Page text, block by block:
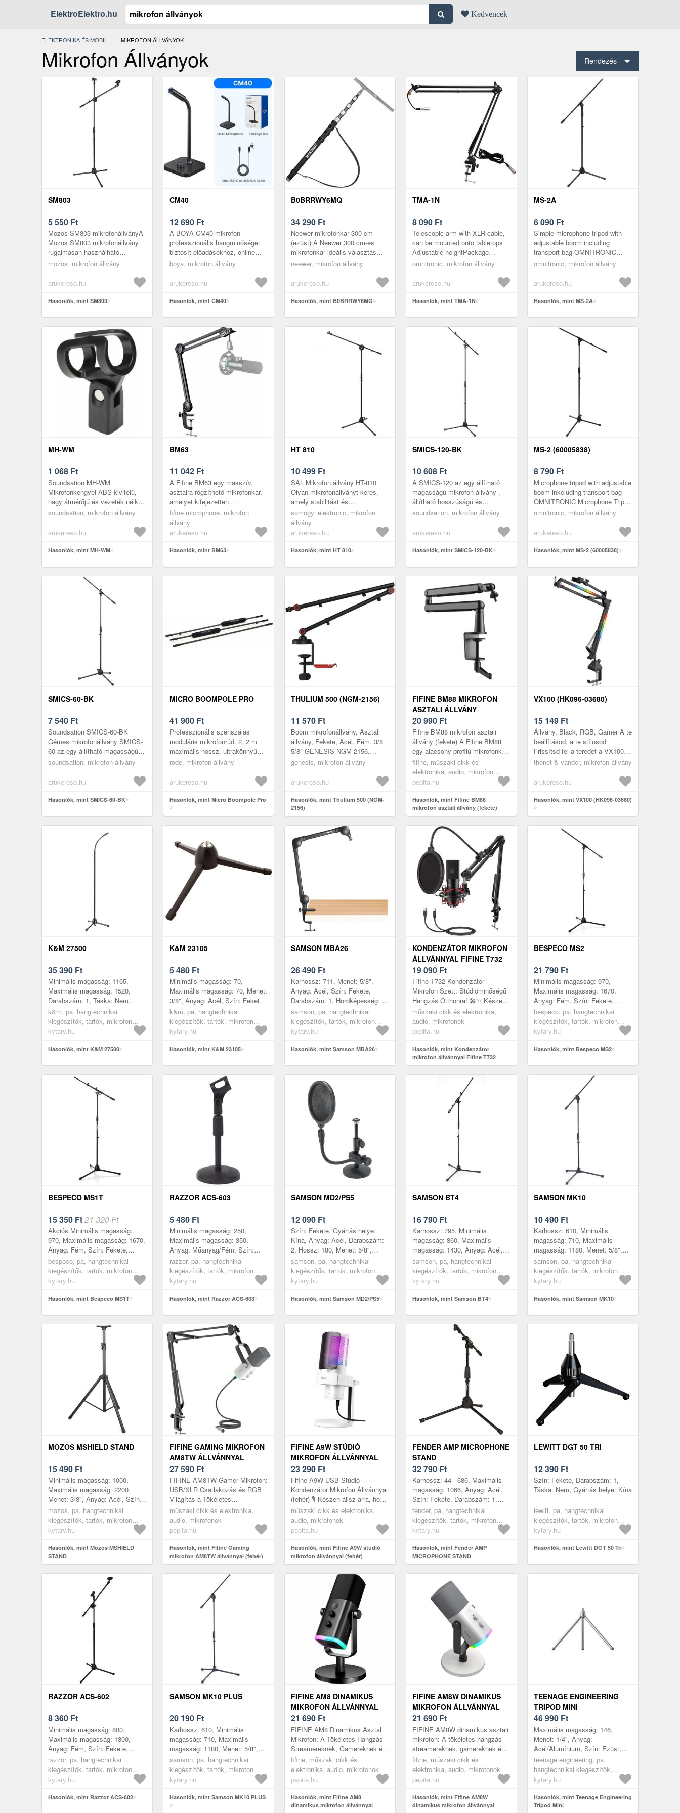
ElektroElektro.hu Kedvencek
ELEKTRONIKA ÉS MOBIL JELENLEGI:
MIKROFON ÁLLVÁNYOK
Mikrofon Állványok Rendezés
SM803
5 550 Ft
Mozos SM803 mikrofonállványA
Mozos SM803 mikrofonállvány
rugalmasan használható
stúdiómunkákhoz vagy élő
minőségű a...
mozos, mikrofon állvány
arukereso.hu
Hasonlók, mint SM803
CM40
12 690 Ft
A BOYA CM40 mikrofon
professzionális hangminőséget
biztosít előadásokhoz, online
megbeszélésekhez, élő
podcastkészítéshez. Az US...
boya, mikrofon állvány
arukereso.hu
Hasonlók, mint CM40
B0BRRWY6MQ
34 290 Ft
Neewer mikrofonkar 300 cm
(ezüst) A Neewer 300 cm-es
mikrofonkar ideális választás
azoknak, akik professzionális
megvalós...
neewer, mikrofon állvány
arukereso.hu
Hasonlók, mint B0BRRWY6MQ
TMA-1N
8 090 Ft
Telescopic arm with XLR cable,
can be mounted onto tabletops
Adjustable heightPackage
contents1 x holder
omnitronic, mikrofon állvány
arukereso.hu
Hasonlók, mint TMA-1N
MS-2A
6 090 Ft
Simple microphone tripod with
adjustable boom including
transport bag OMNITRONIC
Microphone Tripod MS-2A with
stand with a...
omnitronic, mikrofon állvány
arukereso.hu
Hasonlók, mint MS-2A
MH-WM
1 068 Ft
Soundsation MH-WM
Mikrofonkengyel ABS kivitelű,
nagy átmérőjű és vezeték nélküli
mikrofonokhoz Az MH-WM
legtöbb veze...
soundsation, mikrofon állvány
arukereso.hu
Hasonlók, mint MH-WM
BM63
11 042 Ft
A Fifine BM63 egy masszív,
asztalra rögzíthető mikrofonkar,
amelyet kifejezetten
tartalomgyártók, podcasterek,
streamerek és otthoni stúdiót
haszná...
fifine microphone, mikrofon
állvány
arukereso.hu
Hasonlók, mint BM63
HT 810
10 499 Ft
SAL Mikrofon állvány HT-810
Olyan mikrofonállványt keres,
amely stabilitást és
rugalmasságot kínál minden
helyzetben? A SAL HT 810
mikrofonállvány ...
somogyi elektronic, mikrofon
állvány
arukereso.hu
Hasonlók, mint HT 810
SMICS-120-BK
10 608 Ft
A SMICS-120 az egy állítható
magasságú mikrofon állvány ,
állítható hosszúságú és
dőlésszögű gémkarral
és hosszú...
soundsation, mikrofon állvány
arukereso.hu
Hasonlók, mint SMICS-120-BK
MS-2 (60005838)
8 790 Ft
Microphone tripod with adjustable
boom inkcluding transport bag
OMNITRONIC Microphone Tripod
MS-2 with Boom bkMicrophone
omnitronic, mikrofon állvány
arukereso.hu
Hasonlók, mint MS-2 (60005838)
SMICS-60-BK
7 540 Ft
Soundsation SMICS-60-BK
Gémes mikrofonállvány SMICS-
60 az egy állítható magasságú
mikrofon állvány, állítható
gémkarral fe...
soundsation, mikrofon állvány
arukereso.hu
Hasonlók, mint SMICS-60-BK
MICRO BOOMPOLE PRO
41 900 Ft
Professzionális szénszálas
moduláris mikrofonrúd. 2, 2 m
maximális hossz, ultrakönnyű
kivitel, ergonomikus
Micro Boompol...
røde, mikrofon állvány
arukereso.hu
Hasonlók, mint Micro Boompole Pro
THULIUM 500 (NGM-2156)
11 570 Ft
Boom mikrofonállvány, Asztali
állvány, Fekete, Acél, Fém, 3/8
5/8" GENESIS NGM-2156.
Termék típusa: Boom
állvány...
genesis, mikrofon állvány
arukereso.hu
Hasonlók, mint Thulium 500 (NGM-
2156)
FIFINE BM88 MIKROFON
ASZTALI ÁLLVÁNY
(FEKETE)
20 990 Ft
Fifine BM88 mikrofon asztali
állvány (fekete) A Fifine BM88
egy alacsony profilú mikrofonkar,
amelyet streamelők, podcasterek
és otthoni felvételké...
fifine, műszaki cikk és
elektronika, audio, mikrofon
kiegészítők
pepita.hu
Hasonlók, mint Fifine BM88
mikrofon asztali állvány (fekete)
VX100 (HK096-03680)
15 149 Ft
Állvány, Black, RGB, Gamer A te
beállításod, a te stílusod
Frissítsd fel a teredet a VX100-
zal. Egy elegáns, állítható kar
thonet & vander, mikrofon állvány
arukereso.hu
Hasonlók, mint VX100 (HK096-03680)
K&M 27500
35 390 Ft
Minimális magasság: 1165,
Maximális magasság: 1520,
Darabszám: 1, Táska: Nem,
Szélesség: 440, Tömeg: 3, 3,
Szín: Fekete
k&m, pa, hangtechnikai
kiegészítők, tartók, mikrofon
állványok, egyenes
kytary.hu
Hasonlók, mint K&M 27500
K&M 23105
5 480 Ft
Minimális magasság: 70,
Maximális magasság: 70, Menet:
3/8", Anyag: Acél, Szín: Fekete,
Tömeg: 0, 1, Darabszám: 1,
Táska: Nem
k&m, pa, hangtechnikai
kiegészítők, tartók, mikrofon
állványok, asztali
kytary.hu
Hasonlók, mint K&M 23105
SAMSON MBA26
26 490 Ft
Karhossz: 711, Menet: 5/8",
Anyag: Acél, Szín: Fekete,
Darabszám: 1, Hordképesség: 2,
3, Gyártás helye: Kína
samson, pa, hangtechnikai
kiegészítők, tartók, mikrofon
állványok, asztali
kytary.hu
Hasonlók, mint Samson MBA26
KONDENZÁTOR MIKROFON
ÁLLVÁNNYAL FIFINE T732
FEKETE
19 090 Ft
Fifine T732 Kondenzátor
Mikrofon Szett: Stúdióminőségű
Hangzás Otthonra! 🎤✨ Készen
állsz arra, hogy a hangod
kristálytisztán szóljon, legyen
szó st...
műszaki cikk és elektronika,
audio, mikrofonok
pepita.hu
Hasonlók, mint Kondenzátor
mikrofon állvánnyal Fifine T732
Fekete
BESPECO MS2
21 790 Ft
Minimális magasság: 970,
Maximális magasság: 1670,
Anyag: Fém, Szín: Fekete,
Tömeg: 2, 4, Tok: Nem
bespeco, pa, hangtechnikai
kiegészítők, tartók, mikrofon
állványok, csuklós karos
kytary.hu
Hasonlók, mint Bespeco MS2
BESPECO MS1T
15 350 Ft21 320 Ft
Akciós.Minimális magasság:
970, Maximális magasság: 1670,
Anyag: Fém, Szín: Fekete,
Tömeg: 2, 4, Tok: Nem
bespeco, pa, hangtechnikai
kiegészítők, tartók, mikrofon
állványok, csuklós karos
kytary.hu
Hasonlók, mint Bespeco MS1T
RAZZOR ACS-603
5 480 Ft
Minimális magasság: 250,
Maximális magasság: 350,
Anyag: Műanyag/Fém, Szín:
Fekete, Tömeg: 0, 3,
Darabszám: 1, Táska: Nem,
Gyártás helye: Kína
razzor, pa, hangtechnikai
kiegészítők, tartók, mikrofon
állványok, asztali
kytary.hu
Hasonlók, mint Razzor ACS-603
SAMSON MD2/PS5
12 090 Ft
Szín: Fekete, Gyártás helye:
Kína, Anyag: Acél, Darabszám:
2, Hossz: 180, Menet: 5/8",
Maximális magasság: 230,
Minimális magasság: 152,
Táska: Nem
samson, pa, hangtechnikai
kiegészítők, tartók, mikrofon
állványok, asztali
kytary.hu
Hasonlók, mint Samson MD2/PS5
SAMSON BT4
16 790 Ft
Karhossz: 795, Minimális
magasság: 860, Maximális
magasság: 1430, Anyag: Acél,
Szín: Fekete, Darabszám: 1,
Gyártás helye: Kína
samson, pa, hangtechnikai
kiegészítők, tartók, mikrofon
állványok, csuklós karos
kytary.hu
Hasonlók, mint Samson BT4
SAMSON MK10
10 490 Ft
Karhossz: 610, Minimális
magasság: 710, Maximális
magasság: 1180, Menet: 5/8",
Anyag: Acél, Szín: Fekete,
Tömeg: 1, 8, Darabszám: 1,
Gyártás helye:...
samson, pa, hangtechnikai
kiegészítők, tartók, mikrofon
állványok, csuklós karos
kytary.hu
Hasonlók, mint Samson MK10
MOZOS MSHIELD STAND
15 490 Ft
Minimális magasság: 1000,
Maximális magasság: 2200,
Menet: 3/8", Anyag: Acél, Szín:
Fekete, Tömeg: 3, 5,
Darabszám: 1, Táska: Nem,
Gyártás helye: Kína
mozos, pa, hangtechnikai
kiegészítők, tartók, mikrofon
állványok, egyenes
kytary.hu
Hasonlók, mint Mozos MSHIELD
STAND
FIFINE GAMING MIKROFON
AM8TW ÁLLVÁNNYAL
(FEHÉR)
27 590 Ft
FIFINE AM8TW Gamer Mikrofon:
USB/XLR Csatlakozás és RGB
Világítás a Tökéletes
Hangzásért! 🎙️✨ Emeld új szintre
streaming, gaming vagy
podcasting él...
műszaki cikk és elektronika,
audio, mikrofonok
pepita.hu
Hasonlók, mint Fifine Gaming
mikrofon AM8TW állvánnyal (fehér)
FIFINE A9W STÚDIÓ
MIKROFON ÁLLVÁNNYAL
(FEHÉR)
23 290 Ft
Fifine A9W USB Stúdió
Kondenzátor Mikrofon Állvánnyal
(fehér) 🎙️ Készen állsz arra, hogy
a hangzásod a következő szintre
emeld? A FIFINE A9W stúdió...
műszaki cikk és elektronika,
audio, mikrofonok
pepita.hu
Hasonlók, mint Fifine A9W stúdió
mikrofon állvánnyal (fehér)
FENDER AMP MICROPHONE
STAND
32 790 Ft
Karhossz: 44 - 686, Maximális
magasság: 1066, Anyag: Acél,
Szín: Fekete, Darabszám: 1,
Táska: Nem
fender, pa, hangtechnikai
kiegészítők, tartók, mikrofon
állványok, mikrofonállványok
kytary.hu
Hasonlók, mint Fender AMP
MICROPHONE STAND
LEWITT DGT 50 TRI
12 390 Ft
Szín: Fekete, Darabszám: 1,
Táska: Nem, Gyártás helye: Kína
lewitt, pa, hangtechnikai
kiegészítők, tartók, mikrofon
állványok, asztali
kytary.hu
Hasonlók, mint Lewitt DGT 50 Tri
RAZZOR ACS-602
8 360 Ft
Minimális magasság: 800,
Maximális magasság: 1800,
Anyag: Fém, Szín: Fekete,
Tömeg: 1, 4, Darabszám: 1,
Táska: Nem, Gyártás helye: Kína
razzor, pa, hangtechnikai
kiegészítők, tartók, mikrofon
állványok, csuklós karos
kytary.hu
Hasonlók, mint Razzor ACS-602
SAMSON MK10 PLUS
20 190 Ft
Karhossz: 610, Minimális
magasság: 710, Maximális
magasság: 1180, Menet: 5/8",
Anyag: Acél, Szín: Fekete,
Tömeg: 1, 8, Darabszám: 1,
Gyártás helye:...
samson, pa, hangtechnikai
kiegészítők, tartók, mikrofon
állványok, csuklós karos
kytary.hu
Hasonlók, mint Samson MK10 PLUS
FIFINE AM8 DINAMIKUS
MIKROFON ÁLLVÁNNYAL
(FEKETE)
21 690 Ft
FIFINE AM8 Dinamikus Asztali
Mikrofon: A Tökéletes Hangzás
Streamereknek, Gamereknek és
Tartalomkészítőknek! 🎤 A
FIFINE AM8 dinamikus asztali
mikro...
fifine, műszaki cikk és
elektronika, audio, mikrofonok
pepita.hu
Hasonlók, mint Fifine AM8
dinamikus mikrofon állvánnyal
FIFINE AM8W DINAMIKUS
MIKROFON ÁLLVÁNNYAL
(FEHÉR)
21 690 Ft
FIFINE AM8W dinamikus asztali
mikrofon: A tökéletes hangzás
streamereknek, gamereknek és
alkotóknak! 🎙️✨ A FIFINE AM8W
egy kiváló minőségű dinamiku...
fifine, műszaki cikk és
elektronika, audio, mikrofonok
pepita.hu
Hasonlók, mint Fifine AM8W
dinamikus mikrofon állvánnyal
TEENAGE ENGINEERING
TRIPOD MINI
46 990 Ft
Maximális magasság: 146,
Menet: 1/4", Anyag:
Acél/Alumínium, Szín: Ezüst,
Darabszám: 1, Táska: Nem,
Gyártás helye: Kína
teenage engineering, pa,
hangtechnikai kiegészítők,
tartók, mikrofon állványok,
kytary.hu
Hasonlók, mint Teenage Engineering
Tripod Mini